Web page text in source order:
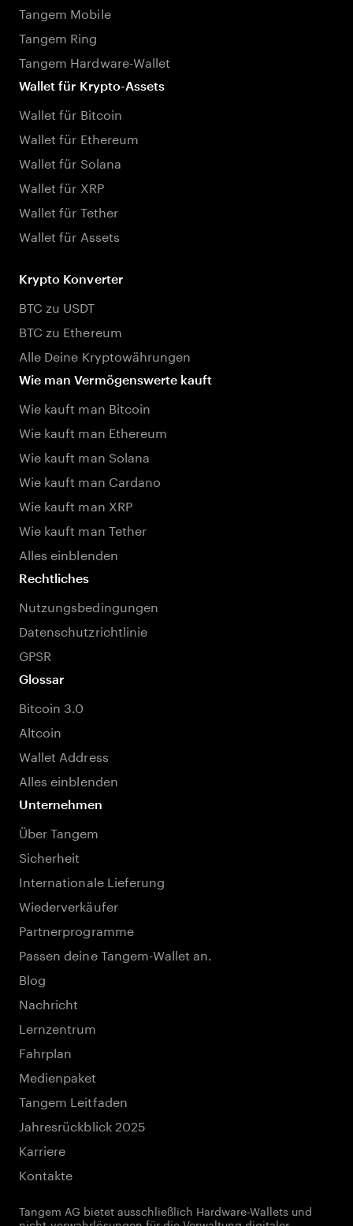
Tangem Mobile
Tangem Ring
Tangem Hardware-Wallet
Wallet für Krypto-Assets
Wallet für Bitcoin
Wallet für Ethereum
Wallet für Solana
Wallet für XRP
Wallet für Tether
Wallet für Assets
Krypto Konverter
BTC zu USDT
BTC zu Ethereum
Alle Deine Kryptowährungen
Wie man Vermögenswerte kauft
Wie kauft man Bitcoin
Wie kauft man Ethereum
Wie kauft man Solana
Wie kauft man Cardano
Wie kauft man XRP
Wie kauft man Tether
Alles einblenden
Rechtliches
Nutzungsbedingungen
Datenschutzrichtlinie
GPSR
Glossar
Bitcoin 3.0
Altcoin
Wallet Address
Alles einblenden
Unternehmen
Über Tangem
Sicherheit
Internationale Lieferung
Wiederverkäufer
Partnerprogramme
Passen deine Tangem-Wallet an.
Blog
Nachricht
Lernzentrum
Fahrplan
Medienpaket
Tangem Leitfaden
Jahresrückblick 2025
Karriere
Kontakte
Tangem AG bietet ausschließlich Hardware-Wallets und